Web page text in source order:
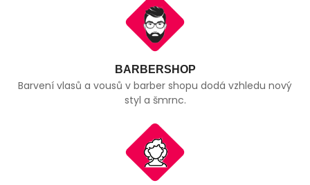
BARBERSHOP
Barvení vlasů a vousů v barber shopu dodá vzhledu nový
styl a šmrnc.